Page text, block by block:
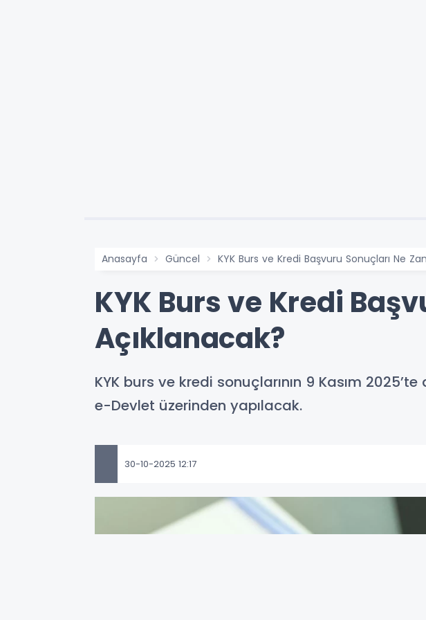
Anasayfa Güncel KYK Burs ve Kredi Başvuru Sonuçları Ne
KYK Burs ve Kredi
Açıklanacak?
KYK burs ve kredi sonuçlarının 9 Kasım
e-Devlet üzerinden yapılacak.
30-10-2025 12:17